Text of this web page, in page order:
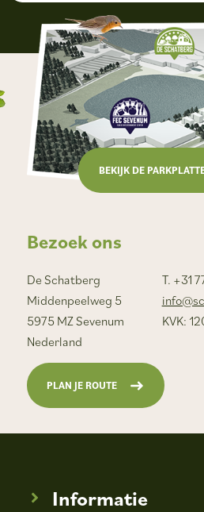
Informatie
Bezoek ons
De Schatberg
Middenpeelweg 5
5975 MZ Sevenum
Nederland
T. +31
KVK:
PLAN JE ROUTE
BEKIJK DE